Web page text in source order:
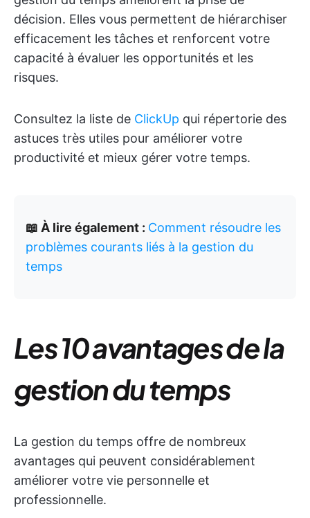
décision. Elles vous permettent de hiérarchiser
efficacement les tâches et renforcent votre
capacité à évaluer les opportunités et les
risques.
Consultez la liste de ClickUp qui répertorie des
astuces très utiles pour améliorer votre
productivité et mieux gérer votre temps.
📖 À lire également : Comment résoudre les
problèmes courants liés à la gestion du
temps
Les 10 avantages de la
gestion du temps
La gestion du temps offre de nombreux
avantages qui peuvent considérablement
améliorer votre vie personnelle et
professionnelle.